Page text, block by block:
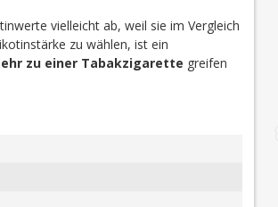
vielleicht ab, weil sie im Vergleich
zu wählen, ist ein
zu einer Tabakzigarette greifen